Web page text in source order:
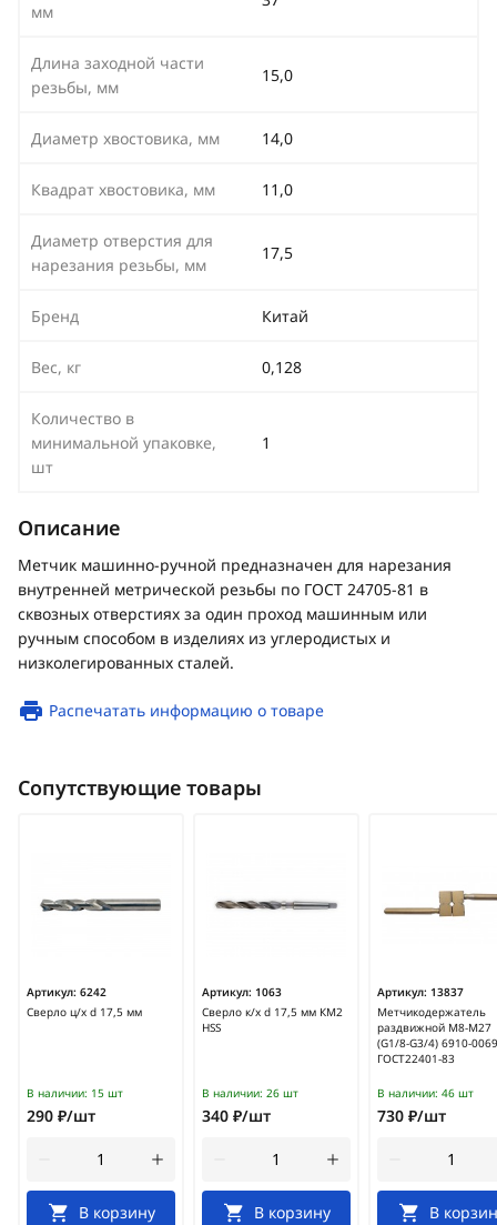
мм
Длина заходной части
резьбы, мм
15,0
Диаметр хвостовика, мм 14,0
Квадрат хвостовика, мм 11,0
Диаметр отверстия для
нарезания резьбы, мм
17,5
Бренд Китай
Вес, кг 0,128
Количество в
минимальной упаковке,
шт
1
Описание
Метчик машинно-ручной предназначен для нарезания
внутренней метрической резьбы по ГОСТ 24705-81 в
сквозных отверстиях за один проход машинным или
ручным способом в изделиях из углеродистых и
низколегированных сталей.
Распечатать информацию о товаре
Сопутствующие товары
Артикул: 6242
Сверло ц/х d 17,5 мм
В наличии: 15 шт
290 ₽/шт
В корзину
Артикул: 1063
Сверло к/х d 17,5 мм КМ2
HSS
В наличии: 26 шт
340 ₽/шт
В корзину
Артикул: 13837
Метчикодержатель
раздвижной М8-М27
(G1/8-G3/4) 6910-0069
ГОСТ22401-83
В наличии: 46 шт
730 ₽/шт
В